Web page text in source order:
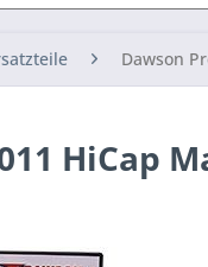
Dawson
HiCap